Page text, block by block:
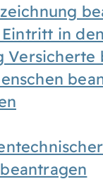
in
Versicherte